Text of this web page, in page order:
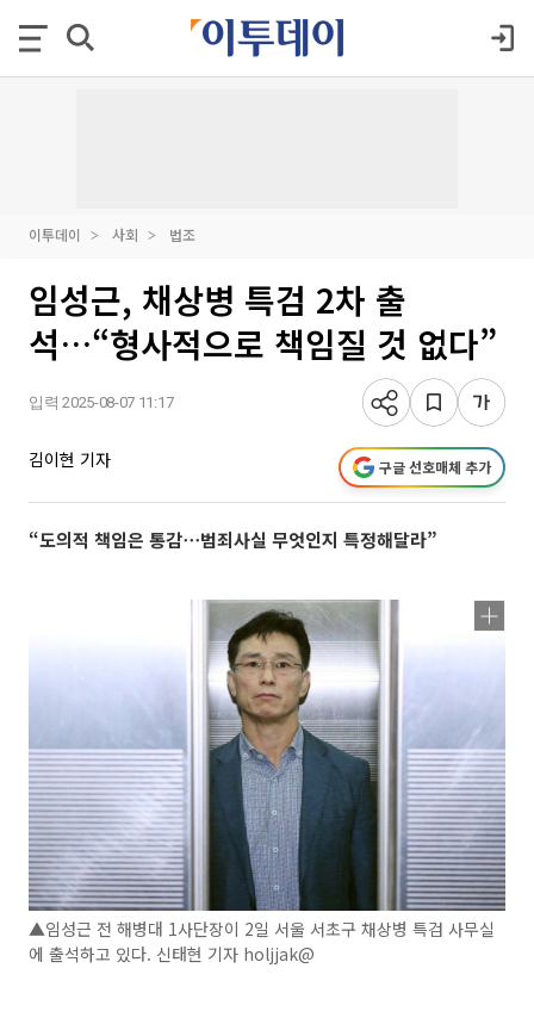
이투데이 사회 법조
임성근, 채상병 특검 2차 출
석…“형사적으로 책임질 것 없다”
입력 2025-08-07 11:17
김이현 기자 구글 선호매체 추가
“도의적 책임은 통감⋯범죄사실 무엇인지 특정해달라”
▲임성근 전 해병대 1사단장이 2일 서울 서초구 채상병 특검 사무실
에 출석하고 있다. 신태현 기자 holjjak@